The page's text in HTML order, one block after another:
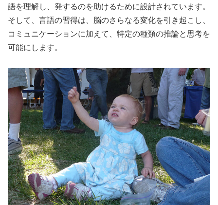
語を理解し、発するのを助けるために設計されています。
そして、言語の習得は、脳のさらなる変化を引き起こし、
コミュニケーションに加えて、特定の種類の推論と思考を
可能にします。